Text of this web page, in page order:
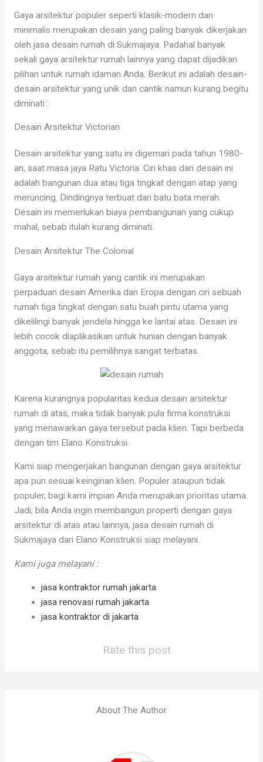
Gaya arsitektur populer seperti klasik-modern dan
minimalis merupakan desain yang paling banyak dikerjakan
oleh jasa desain rumah di Sukmajaya. Padahal banyak
sekali gaya arsitektur rumah lainnya yang dapat dijadikan
pilihan untuk rumah idaman Anda. Berikut ini adalah desain-
desain arsitektur yang unik dan cantik namun kurang begitu
diminati :
Desain Arsitektur Victorian
Desain arsitektur yang satu ini digemari pada tahun 1980-
an, saat masa jaya Ratu Victoria. Ciri khas dari desain ini
adalah bangunan dua atau tiga tingkat dengan atap yang
meruncing. Dindingnya terbuat dari batu bata merah.
Desain ini memerlukan biaya pembangunan yang cukup
mahal, sebab itulah kurang diminati.
Desain Arsitektur The Colonial
Gaya arsitektur rumah yang cantik ini merupakan
perpaduan desain Amerika dan Eropa dengan ciri sebuah
rumah tiga tingkat dengan satu buah pintu utama yang
dikelilingi banyak jendela hingga ke lantai atas. Desain ini
lebih cocok diaplikasikan untuk hunian dengan banyak
anggota, sebab itu pemilihnya sangat terbatas.
Karena kurangnya popularitas kedua desain arsitektur
rumah di atas, maka tidak banyak pula firma konstruksi
yang menawarkan gaya tersebut pada klien. Tapi berbeda
dengan tim Elano Konstruksi.
Kami siap mengerjakan bangunan dengan gaya arsitektur
apa pun sesuai keinginan klien. Populer ataupun tidak
populer, bagi kami impian Anda merupakan prioritas utama.
Jadi, bila Anda ingin membangun properti dengan gaya
arsitektur di atas atau lainnya, jasa desain rumah di
Sukmajaya dari Elano Konstruksi siap melayani.
Kami juga melayani :
jasa kontraktor rumah jakarta
jasa renovasi rumah jakarta
jasa kontraktor di jakarta
Rate this post
About The Author